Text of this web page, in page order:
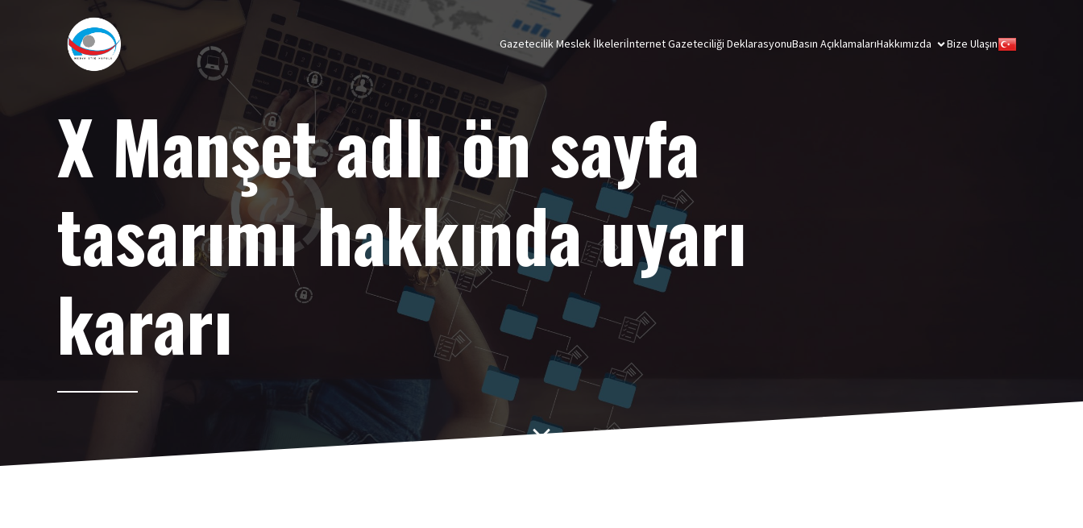
Gazetecilik Meslek İlkeleriİnternet Gazeteciliği DeklarasyonuBasın AçıklamalarıHakkımızda Bize Ulaşın
X Manşet adlı ön sayfa
tasarımı hakkında uyarı
kararı